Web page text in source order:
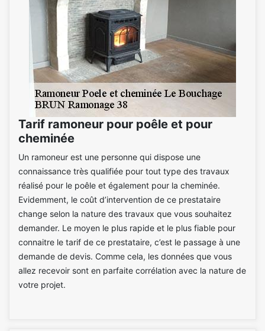
Tarif ramoneur pour poêle et pour
cheminée
Un ramoneur est une personne qui dispose une
connaissance très qualifiée pour tout type des travaux
réalisé pour le poêle et également pour la cheminée.
Evidemment, le coût d’intervention de ce prestataire
change selon la nature des travaux que vous souhaitez
demander. Le moyen le plus rapide et le plus fiable pour
connaitre le tarif de ce prestataire, c’est le passage à une
demande de devis. Comme cela, les données que vous
allez recevoir sont en parfaite corrélation avec la nature de
votre projet.